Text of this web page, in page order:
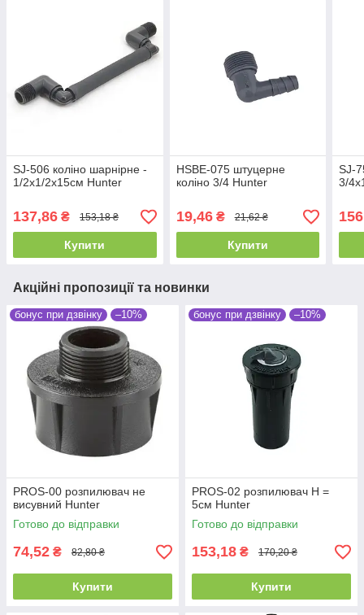
SJ-506 коліно шарнірне -
1/2х1/2x15см Hunter
137,86 ₴ 153,18 ₴
Купити
HSBE-075 штуцерне
коліно 3/4 Hunter
19,46₴ 21,62 ₴
Купити
SJ-
3/
Акційні пропозиції та новинки
бонус при дзвінку –10%
PROS-00 розпилювач не
висувний Hunter
Готово до відправки
74,52 ₴ 82,80 ₴
Купити
бонус при дзвінку –10%
PROS-02 розпилювач Н =
5см Hunter
Готово до відправки
153,18 ₴ 170,20 ₴
Купити